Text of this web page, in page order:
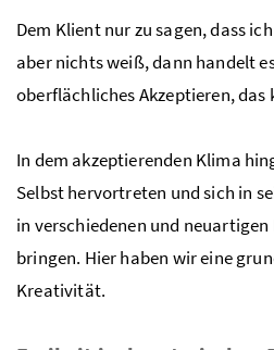
Dem Klient nur zu sagen, dass
aber nichts weiß, dann handelt
oberflächliches Akzeptieren,
In dem akzeptierenden Klima
Selbst hervortreten und sich in
in verschiedenen und
bringen. Hier haben wir eine
Kreativität.